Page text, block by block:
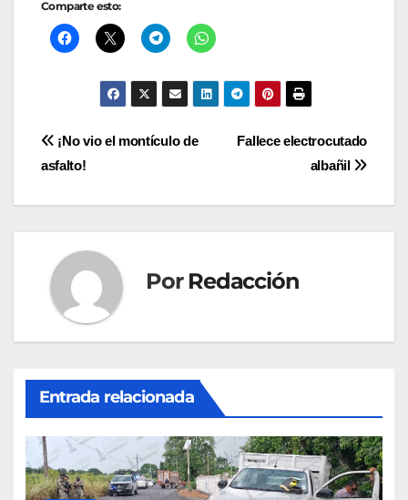
Comparte esto:
Navegación
Fallece electrocutado
albañil
¡No vio el montículo de
asfalto!
Por Redacción
Entrada relacionada